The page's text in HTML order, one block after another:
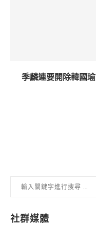
季麟連要開除韓國
社群媒體